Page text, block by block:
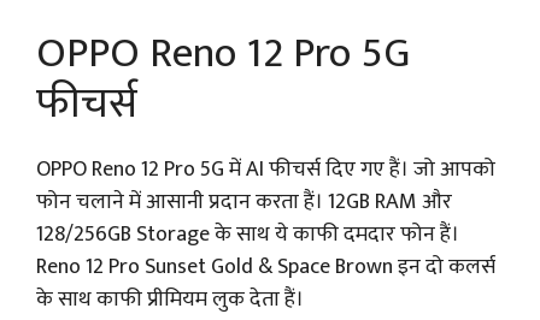
OPPO Reno 12 Pro 5G
फीचर्स
OPPO Reno 12 Pro 5G में AI फीचर्स दिए गए हैं। जो आपको
फोन चलाने में आसानी प्रदान करता हैं। 12GB RAM और
128/256GB Storage के साथ ये काफी दमदार फोन हैं।
Reno 12 Pro Sunset Gold & Space Brown इन दो कलर्स
के साथ काफी प्रीमियम लुक देता हैं।